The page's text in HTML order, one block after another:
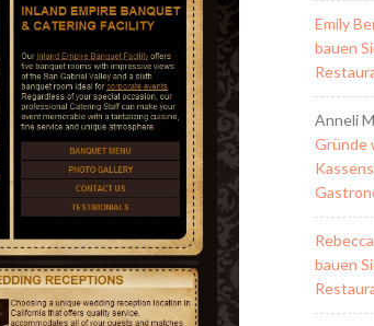
Emily
bauen
Anneli
Gründe
bauen